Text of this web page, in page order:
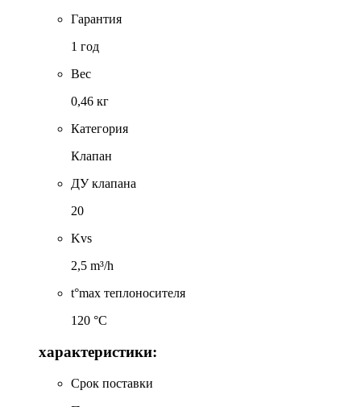
Гарантия
1 год
Вес
0,46 кг
Категория
Клапан
ДУ клапана
20
Kvs
2,5 m³/h
t°max теплоносителя
120 °C
характеристики:
Срок поставки